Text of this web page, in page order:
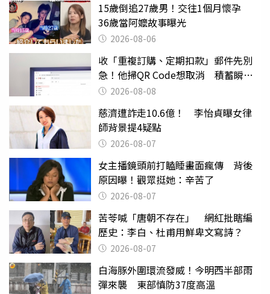
15歲倒追27歲男！交往1個月懷孕
36歲當阿嬤故事曝光
2026-08-06
收「重複訂購、定期扣款」郵件先別
急！他掃QR Code想取消 積蓄瞬間
蒸發2026-08-08
慈濟遭詐走10.6億！ 李怡貞曝女律
師背景提4疑點
2026-08-07
女主播鏡頭前打瞌睡畫面瘋傳 背後
原因曝！觀眾挺她：辛苦了
2026-08-07
苦苓喊「唐朝不存在」 網紅批瞎編
歷史：李白、杜甫用鮮卑文寫詩？
2026-08-07
白海豚外圍環流發威！今明西半部雨
彈來襲 東部慎防37度高溫